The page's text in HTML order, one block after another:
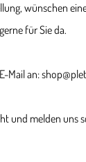
wünschen
für Sie da.
Mail an:
und melden uns